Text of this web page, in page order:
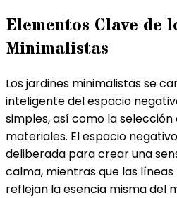
Elementos Clave de
Minimalistas
Los jardines minimalistas se
inteligente del espacio
simples, así como la
materiales. El espacio
deliberada para crear una
calma, mientras que las
reflejan la esencia misma del